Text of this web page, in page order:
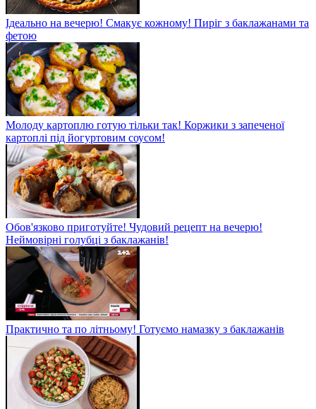
Ідеально на вечерю! Смакує кожному! Пиріг з баклажанами та
фетою
Молоду картоплю готую тільки так! Коржики з запеченої
картоплі під йогуртовим соусом!
Обов'язково приготуйте! Чудовий рецепт на вечерю!
Неймовірні голубці з баклажанів!
Практично та по літньому! Готуємо намазку з баклажанів